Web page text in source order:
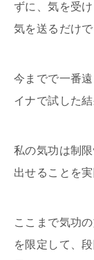
ずに、気を受
気を送るだけ
今までで一番
イナで試した
私の気功は制
出せることを
ここまで気功
を限定して、